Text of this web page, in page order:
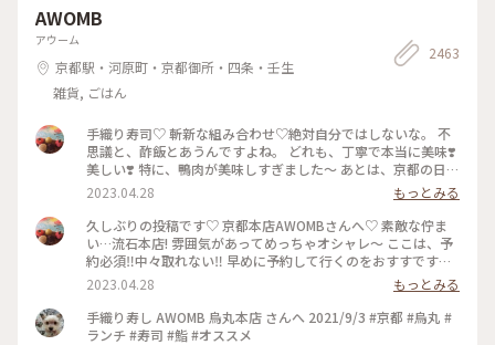
AWOMB
アウーム
京都駅・河原町・京都御所・四条・壬生
雑貨, ごはん
2463
手織り寿司♡ 斬新な組み合わせ♡絶対自分ではしないな。 不
思議と、酢飯とあうんですよね。 どれも、丁寧で本当に美味❣️
美しい❣️ 特に、鴨肉が美味しすぎました〜 あとは、京都の日本
酒🍶♡ 素敵時間でした〜 #わたしのことりっぷ旅 #AWOMB #
京都 #烏丸本店 #手織り寿司
2023.04.28
もっとみる
久しぶりの投稿です♡ 京都本店AWOMBさんへ♡ 素敵な佇ま
い…流石本店! 雰囲気があってめっちゃオシャレ〜 ここは、予
約必須‼︎中々取れない‼︎ 早めに予約して行くのをおすすです♡
GW人すごそうですね… #京都 #AWOMB #烏丸本店 #手織り寿
司
2023.04.28
もっとみる
手織り寿し AWOMB 烏丸本店 さんへ 2021/9/3 #京都 #烏丸 #
ランチ #寿司 #鮨 #オススメ